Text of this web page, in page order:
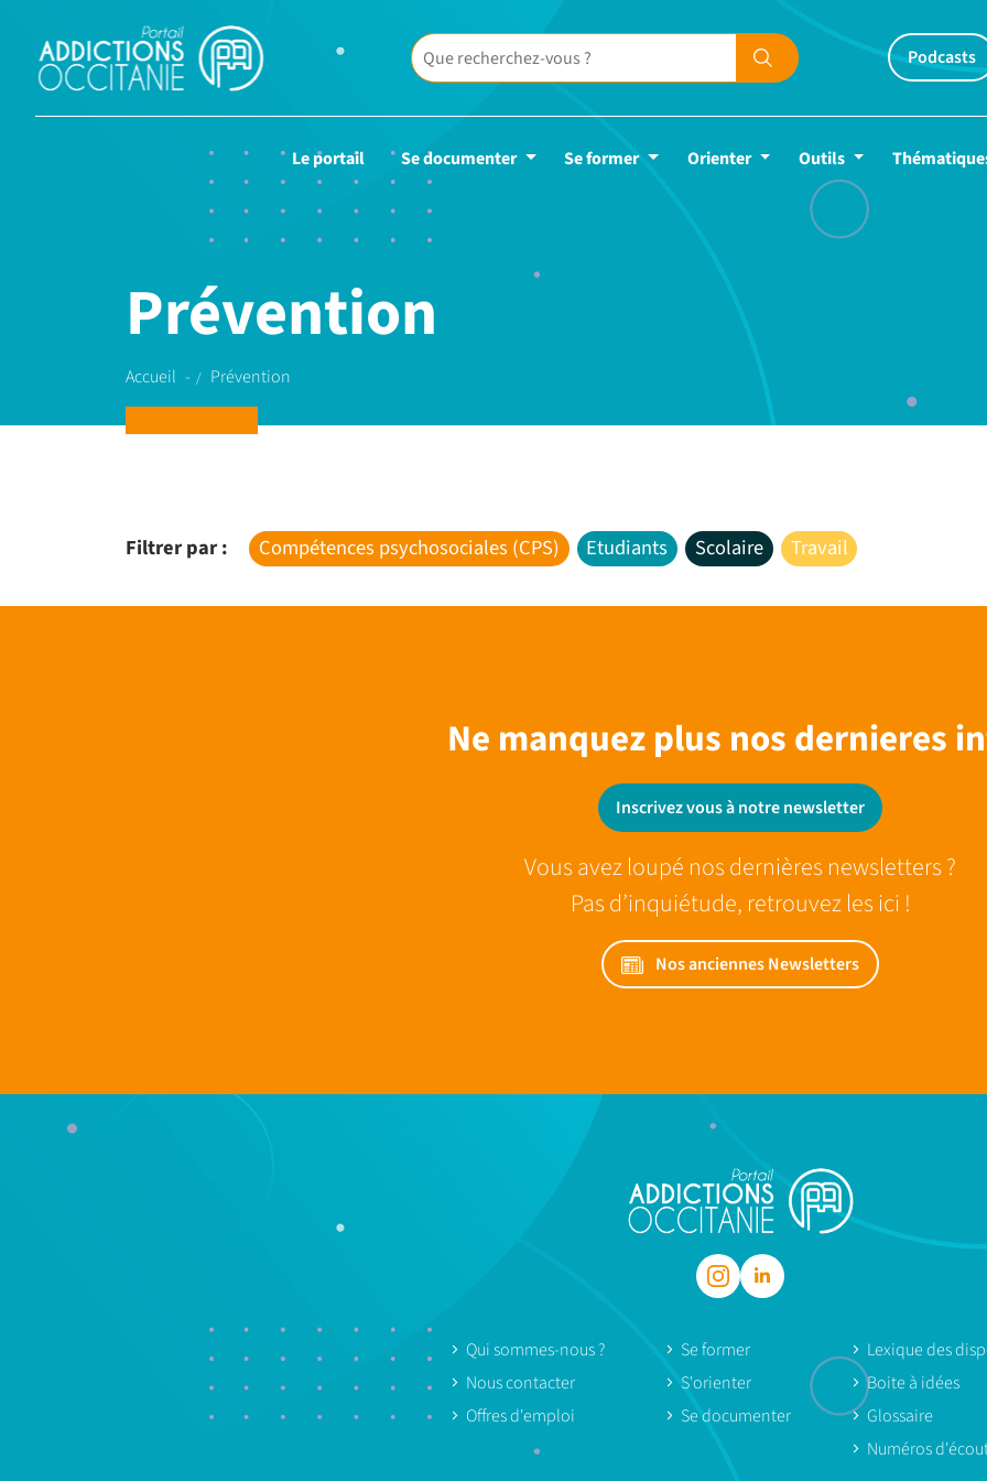
Podcasts
Le portail Se documenter Se former Orienter Outils
Prévention
Accueil Prévention
Filtrer par : Compétences psychosociales (CPS) Etudiants Scolaire Travail
Ne manquez plus nos dernieres
Inscrivez vous à notre newsletter
Vous avez loupé nos dernières newsletters ?
Pas d’inquiétude, retrouvez les ici !
Nos anciennes Newsletters
Qui sommes-nous ?
Nous contacter
Offres d'emploi
Se former
S'orienter
Se documenter
Lexique des
Boite à idées
Glossaire
Numéros